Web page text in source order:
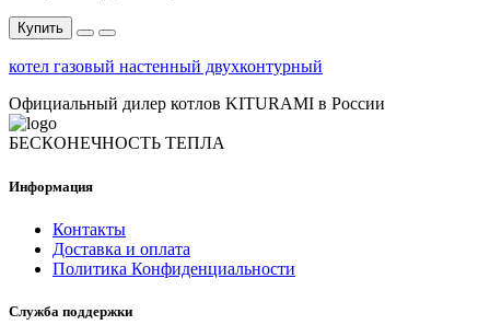
Купить
котел газовый настенный двухконтурный
Официальный дилер котлов KITURAMI в России
БЕСКОНЕЧНОСТЬ ТЕПЛА
Информация
Контакты
Доставка и оплата
Политика Конфиденциальности
Служба поддержки